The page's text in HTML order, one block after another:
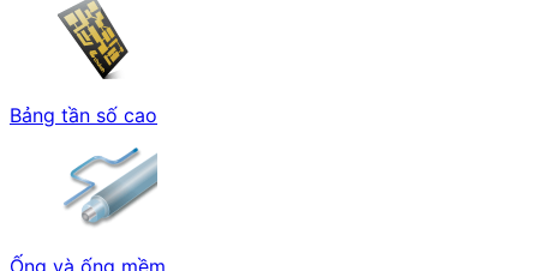
Bảng tần số cao
Ống và ống mềm